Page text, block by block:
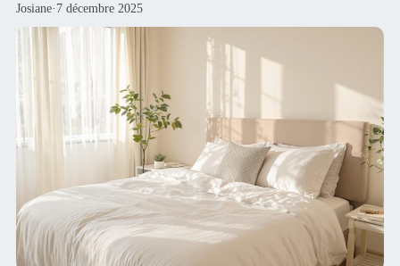
Josiane· 7 décembre 2025